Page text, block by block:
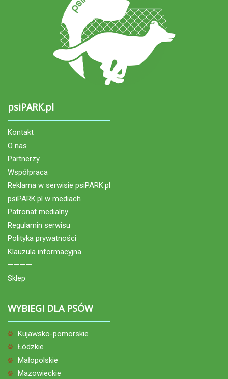
psiPARK.pl
Kontakt
O nas
Partnerzy
Współpraca
Reklama w serwisie psiPARK.pl
psiPARK.pl w mediach
Patronat medialny
Regulamin serwisu
Polityka prywatności
Klauzula informacyjna
————
Sklep
WYBIEGI DLA PSÓW
Kujawsko-pomorskie
Łódzkie
Małopolskie
Mazowieckie